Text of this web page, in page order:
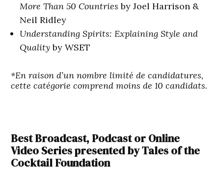
More Than 50 Countries by Joel Harrison &
Neil Ridley
Understanding Spirits: Explaining Style and
Qualityby WSET
*En raison d’un nombre limité de candidatures,
cette catégorie comprend moins de 10 candidats.
Best Broadcast, Podcast or Online
Video Series presented by Tales of the
Cocktail Foundation